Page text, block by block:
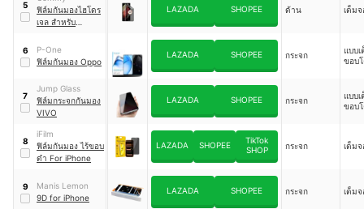
5
ฟิล์มกันมองไฮโดร
เจล สำหรับ
A Series
LAZADA SHOPEE ด้าน เต็มจ
6
P-One
ฟิล์มกันมอง Oppo
LAZADA SHOPEE กระจก
แบบ
ขอบ
7
Jump Glass
ฟิล์มกระจกกันมอง
VIVO
LAZADA SHOPEE กระจก
แบบ
ขอบ
8
iFilm
ฟิล์มกันมอง ไร้ขอบ
ดำ For iPhone
LAZADA SHOPEE
TikTok
SHOP
กระจก เต็มจ
9
Manis Lemon
9D for iPhone
LAZADA SHOPEE กระจก เต็มจ